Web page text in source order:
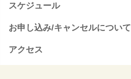
スケジュール
お申し込み/キャンセルについて
アクセス